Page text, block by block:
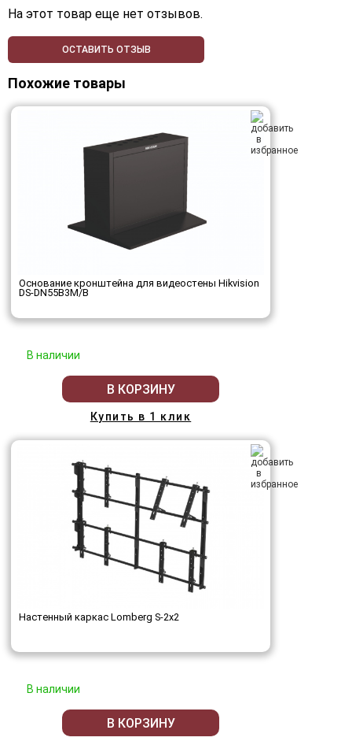
На этот товар еще нет отзывов.
ОСТАВИТЬ ОТЗЫВ
Похожие товары
Основание кронштейна для видеостены Hikvision
DS-DN55B3M/B
В наличии
В КОРЗИНУ
Купить в 1 клик
Настенный каркас Lomberg S-2х2
В наличии
В КОРЗИНУ